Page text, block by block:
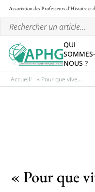
Association desProfesseurs d'Histoire et
QUI
SOMMES-
NOUS ?
Accueil « Pour que vive...
« Pour que